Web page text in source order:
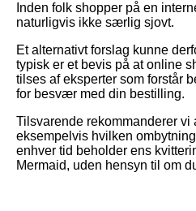
Inden folk shopper på en
naturligvis ikke særlig sjovt.
Et alternativt forslag kunne
typisk er et bevis på at online
tilses af eksperter som forstår
for besvær med din bestilling.
Tilsvarende rekommanderer
eksempelvis hvilken
enhver tid beholder ens
Mermaid, uden hensyn til om